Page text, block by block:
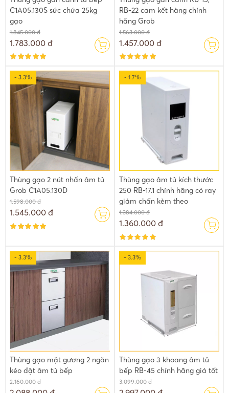
ở bên trong của thùng đựng gạo. Vị vậy mà gạo luôn được luân
phiên nhau, không bị tồn đọng gạo cũ
Hình ảnh mô phỏng cấu tạo bên trong của thùng đựng gạo thông
minh âm tủ. Cấu tạo bên trong hình phễu gạo sẽ chảy tuần tự. Vì
vâỵ bạn không lo ăn lại gạo cũ
C1A05.130S sức chứa 25kg
gạo
1.845.000 đ
1.783.000 đ
RB-22 cam kết hàng chính
hãng Grob
1.563.000 đ
1.457.000 đ
- 3.3%
Thùng gạo 2 nút nhấn âm tủ
Grob C1A05.130D
1.598.000 đ
1.545.000 đ
- 1.7%
Thùng gạo âm tủ kích thước
250 RB-17.1 chính hãng có ray
giảm chấn kèm theo
1.384.000 đ
1.360.000 đ
- 3.3%
Thùng gạo mặt gương 2 ngăn
kéo đặt âm tủ bếp
2.160.000 đ
- 3.3%
Thùng gạo 3 khoang âm tủ
bếp RB-45 chính hãng giá tốt
3.099.000 đ